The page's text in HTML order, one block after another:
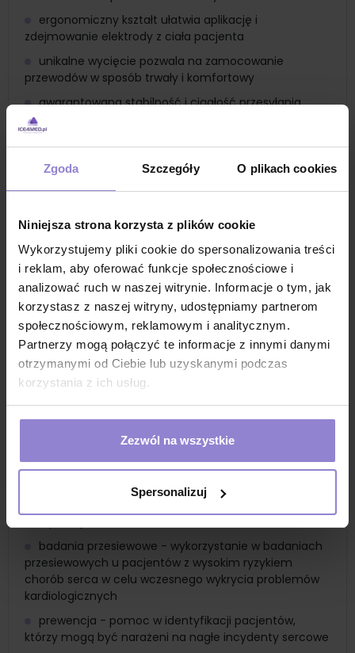
Zgoda Szczegóły O plikach cookies
Niniejsza strona korzysta z plików cookie
Wykorzystujemy pliki cookie do spersonalizowania treści
i reklam, aby oferować funkcje społecznościowe i
analizować ruch w naszej witrynie. Informacje o tym, jak
korzystasz z naszej witryny, udostępniamy partnerom
społecznościowym, reklamowym i analitycznym.
Partnerzy mogą połączyć te informacje z innymi danymi
otrzymanymi od Ciebie lub uzyskanymi podczas
korzystania z ich usług.
Zezwól na wszystkie
Spersonalizuj
ergonomiczny kształt ułatwia aplikację i
zdejmowanie elektrody z ciała pacjenta
unikalne wycięcie pozwala na zamocowanie
przewodów w sposób trwały i komfortowy
gwarantowana stabilność i ciągłość przesyłania
sygnału EKG
nie zawiera latexu i PVC - ryzyko wystąpienia reakcji
alergicznej jest minimalne
Zastosowanie
długoterminowe monitorowanie EK - elektrody
używane do 24-godzinnego lub dłuższego
monitorowania rytmu serca, co pozwala na wykrycie
nieregularności, które mogą nie być zauważalne w
standardowych badaniach EKG
wykrywanie arytmii - pomaga w identyfikacji
nieregularnych rytmów serca, takich jak migotanie
przedsionków, ekstrasystole i inne arytmie
z arytmią lub innymi zaburzeniami rytmu serca
ocena po zabiegach - monitorowanie pacjentów po
zabiegach kardiologicznych, takich jak ablacja, aby
badania przesiewowe - wykorzystanie w badaniach
przesiewowych u pacjentów z wysokim ryzykiem
chorób serca w celu wczesnego wykrycia problemów
kardiologicznych
prewencja - pomoc w identyfikacji pacjentów,
którzy mogą być narażeni na nagłe incydenty sercowe